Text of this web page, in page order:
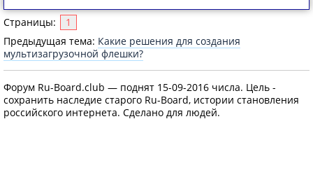
Страницы:
1
Предыдущая тема: Какие решения для создания
мультизагрузочной флешки?
Форум Ru-Board.club — поднят 15-09-2016 числа. Цель -
сохранить наследие старого Ru-Board, истории становления
российского интернета. Сделано для людей.